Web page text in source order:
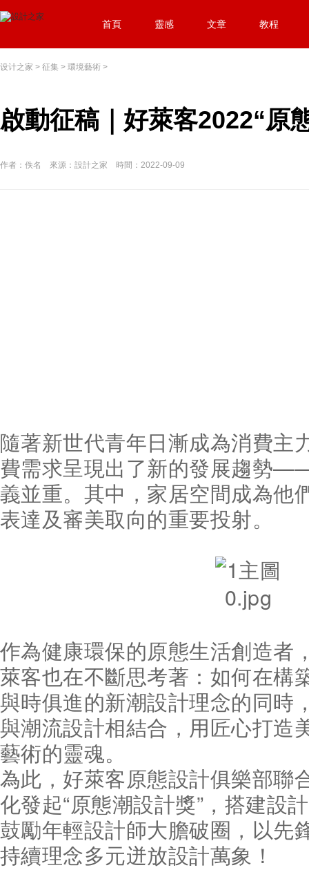
首頁 靈感 文章 教程
设计之家 > 征集 > 環境藝術 >
啟動征稿｜好萊客2022“原
作者：佚名 來源：設計之家 時間：2022-09-09
隨著新世代青年日漸成為消費主
費需求呈現出了新的發展趨勢
義並重。其中，家居空間成為他
表達及審美取向的重要投射。
作為健康環保的原態生活創造者
萊客也在不斷思考著：如何在構
與時俱進的新潮設計理念的同時
與潮流設計相結合，用匠心打造
藝術的靈魂。
為此，好萊客原態設計俱樂部聯
化發起“原態潮設計獎”，搭建設
鼓勵年輕設計師大膽破圈，以先
持續理念多元迸放設計萬象！